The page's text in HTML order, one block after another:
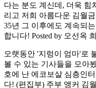
다는 분도 계신데, 더욱 힘
리고 저희 아름다운 김월
35년 그 이후에도 계속되
합니다! Posted by 오선옥
오랫동안 '지렁이 엄마'로
볼 수 있는 기사들을 모아
호에 난 에코보살 심층인
다! (편집부) 주부 앵커 김